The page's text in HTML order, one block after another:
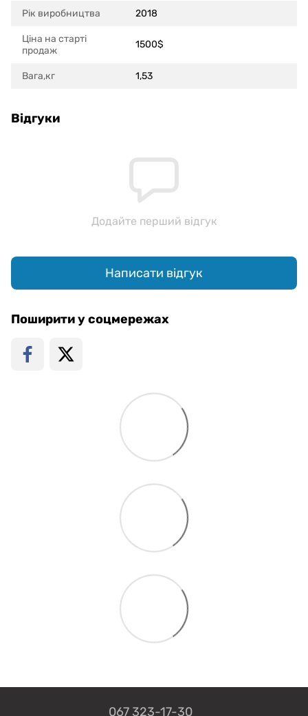
Рік виробництва 2018
Ціна на старті
продаж
1500$
Вага,кг 1,53
Відгуки
Додайте перший відгук
Написати відгук
Поширити у соцмережах
067 323-17-30